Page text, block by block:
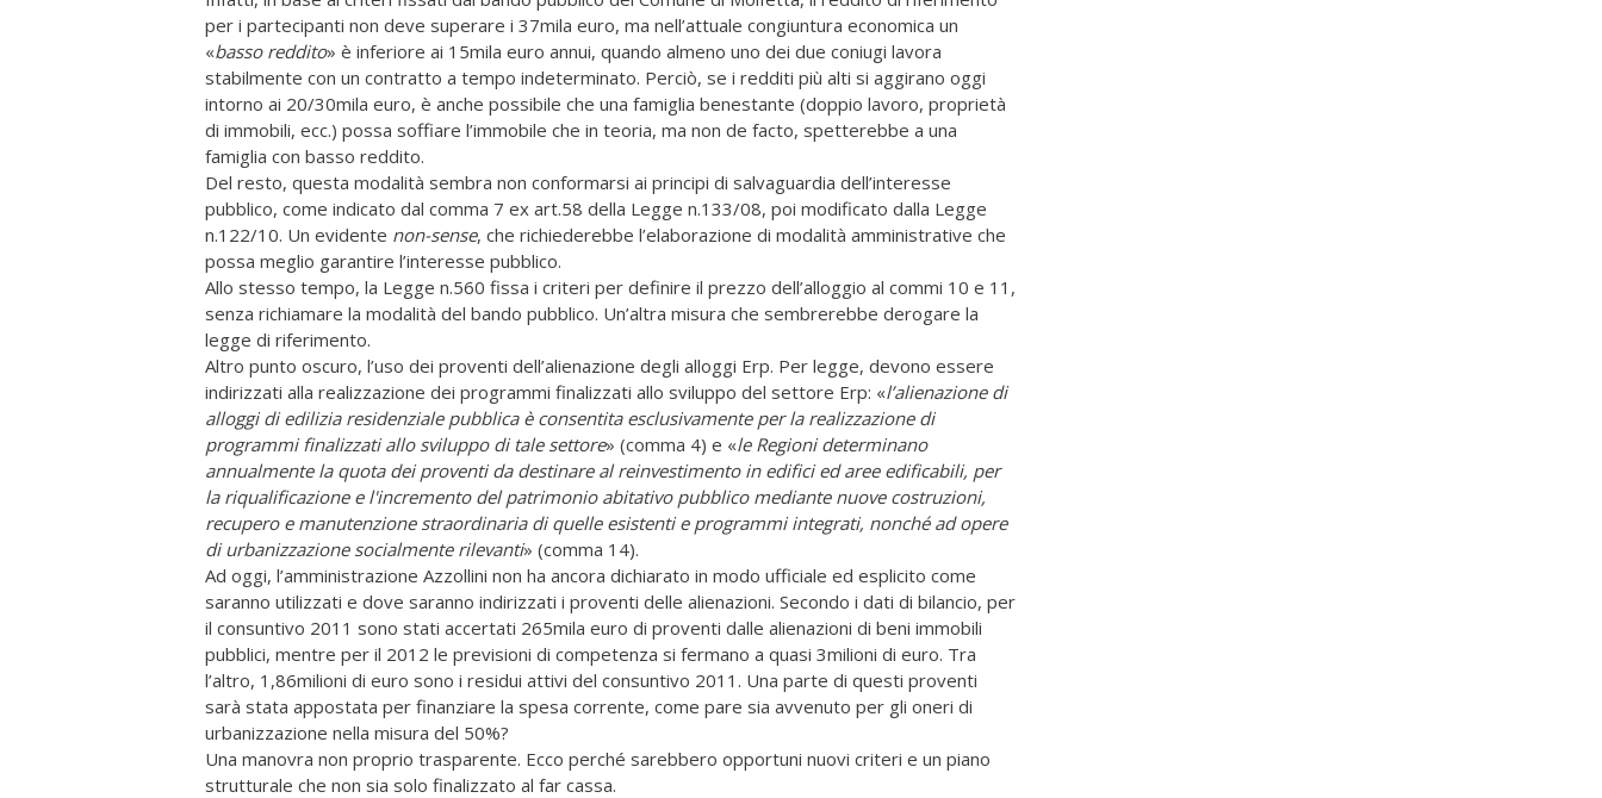
per i partecipanti non deve superare i 37mila euro, ma nell’attuale congiuntura economica un
«basso reddito» è inferiore ai 15mila euro annui, quando almeno uno dei due coniugi lavora
stabilmente con un contratto a tempo indeterminato. Perciò, se i redditi più alti si aggirano oggi
intorno ai 20/30mila euro, è anche possibile che una famiglia benestante (doppio lavoro, proprietà
di immobili, ecc.) possa soffiare l’immobile che in teoria, ma non de facto, spetterebbe a una
famiglia con basso reddito.
Del resto, questa modalità sembra non conformarsi ai principi di salvaguardia dell’interesse
pubblico, come indicato dal comma 7 ex art.58 della Legge n.133/08, poi modificato dalla Legge
n.122/10. Un evidente non-sense, che richiederebbe l’elaborazione di modalità amministrative che
possa meglio garantire l’interesse pubblico.
Allo stesso tempo, la Legge n.560 fissa i criteri per definire il prezzo dell’alloggio al commi 10 e 11,
senza richiamare la modalità del bando pubblico. Un’altra misura che sembrerebbe derogare la
legge di riferimento.
Altro punto oscuro, l’uso dei proventi dell’alienazione degli alloggi Erp. Per legge, devono essere
indirizzati alla realizzazione dei programmi finalizzati allo sviluppo del settore Erp: «l’alienazione di
alloggi di edilizia residenziale pubblica è consentita esclusivamente per la realizzazione di
programmi finalizzati allo sviluppo di tale settore» (comma 4) e «le Regioni determinano
annualmente la quota dei proventi da destinare al reinvestimento in edifici ed aree edificabili, per
la riqualificazione e l'incremento del patrimonio abitativo pubblico mediante nuove costruzioni,
recupero e manutenzione straordinaria di quelle esistenti e programmi integrati, nonché ad opere
di urbanizzazione socialmente rilevanti» (comma 14).
Ad oggi, l’amministrazione Azzollini non ha ancora dichiarato in modo ufficiale ed esplicito come
saranno utilizzati e dove saranno indirizzati i proventi delle alienazioni. Secondo i dati di bilancio, per
il consuntivo 2011 sono stati accertati 265mila euro di proventi dalle alienazioni di beni immobili
pubblici, mentre per il 2012 le previsioni di competenza si fermano a quasi 3milioni di euro. Tra
l’altro, 1,86milioni di euro sono i residui attivi del consuntivo 2011. Una parte di questi proventi
sarà stata appostata per finanziare la spesa corrente, come pare sia avvenuto per gli oneri di
urbanizzazione nella misura del 50%?
Una manovra non proprio trasparente. Ecco perché sarebbero opportuni nuovi criteri e un piano
strutturale che non sia solo finalizzato al far cassa.